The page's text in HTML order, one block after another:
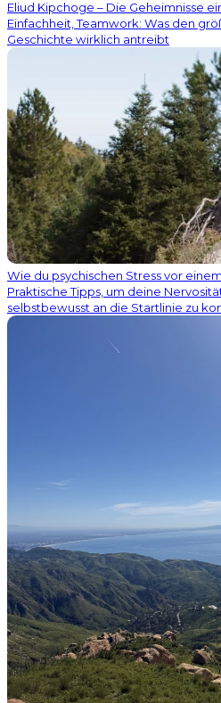
Eliud Kipchoge – Die Geheimnisse
Einfachheit, Teamwork: Was den
Geschichte wirklich antreibt
Wie du psychischen Stress vor
Praktische Tipps, um deine
selbstbewusst an die Startlinie zu